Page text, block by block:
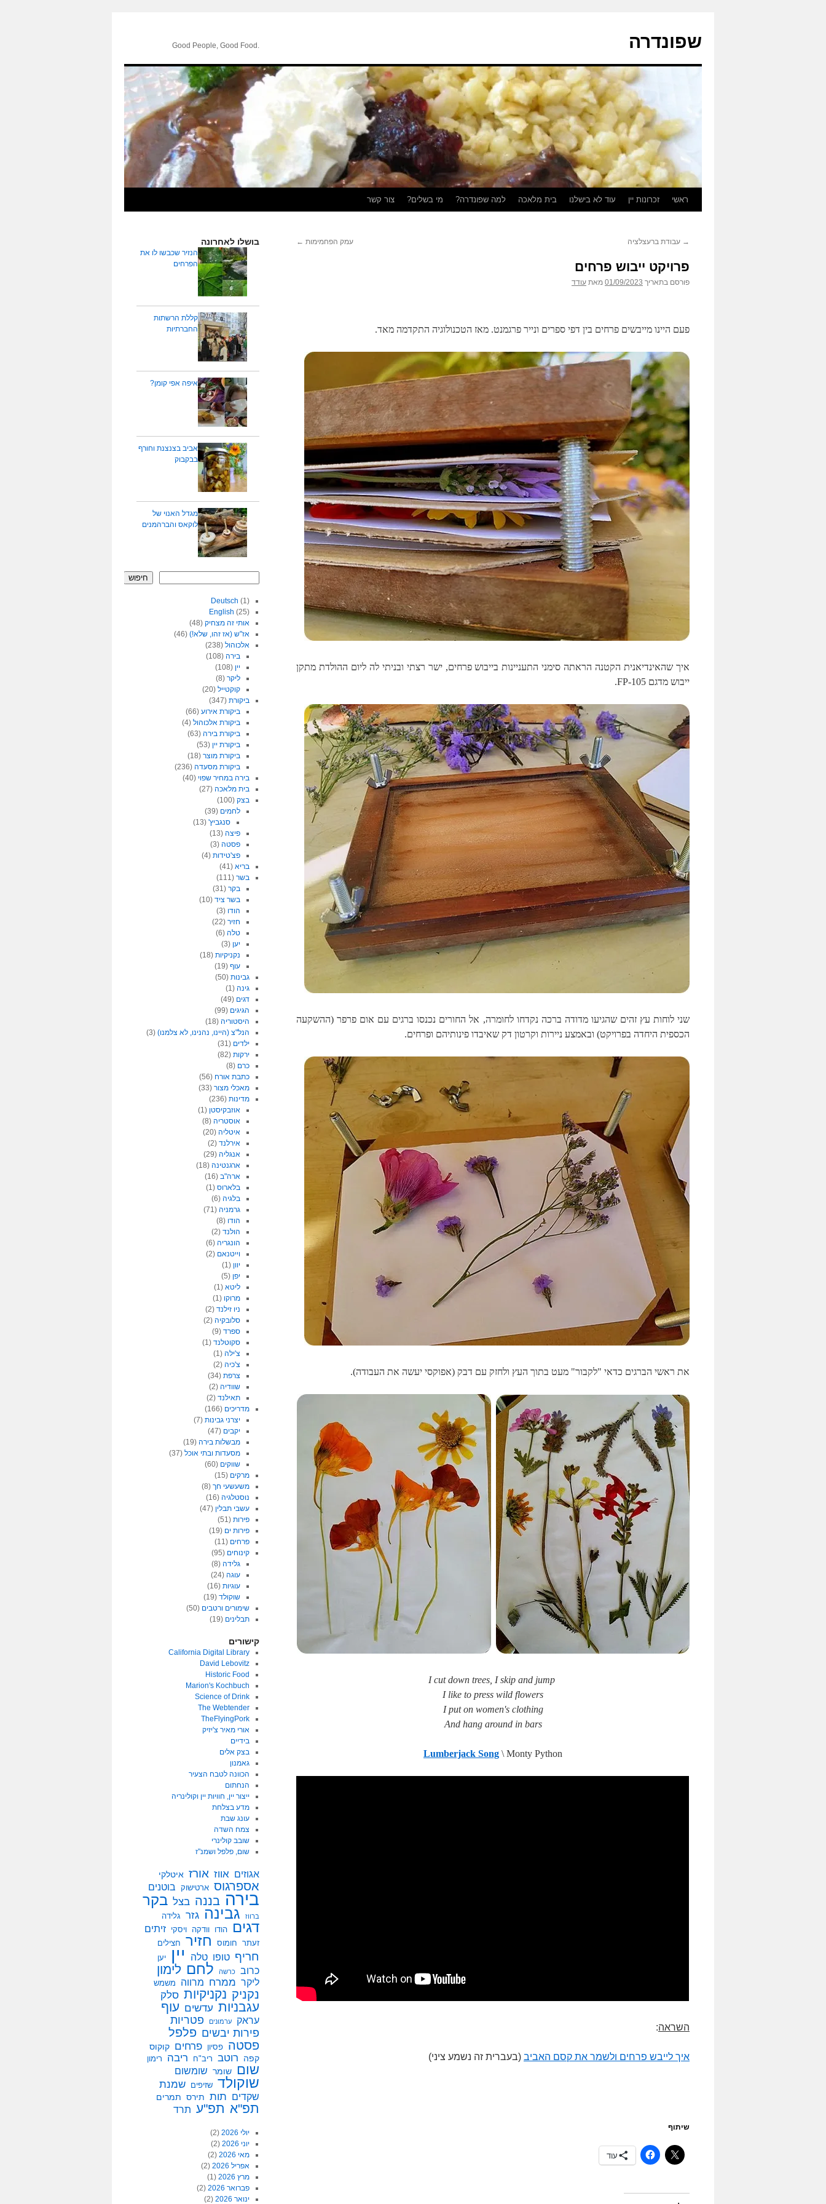
שפונדרה .Good People, Good Food
ראשי זכרונות יין עוד לא בישלנו בית מלאכה למה שפונדרה? מי בשלים? צור קשר
→ עבודת ברעצלציה עמק הפחמימות ←
פרויקט ייבוש פרחים
פורסם בתאריך 01/09/2023 מאת עודד
פעם היינו מייבשים פרחים בין דפי ספרים ונייר פרגמנט. מאז הטכנולוגיה התקדמה מאד.
איך שהאינדיאנית הקטנה הראתה סימני התעניינות בייבוש פרחים, ישר רצתי ובניתי לה ליום ההולדת מתקן
ייבוש מדגם FP-105.
שני לוחות עץ זהים שהגיעו מדודה ברכה נקדחו לחומרה, אל החורים נכנסו ברגים עם אום פרפר (ההשקעה
הכספית היחדה בפרויקט) ובאמצע ניירות וקרטון דק שאיבדו פינותיהם ופרחים.
את ראשי הברגים כדאי "לקבור" מעט בתוך העץ ולחזק עם דבק (אפוקסי יעשה את העבודה).
I like to press wild flowers
I put on women's clothing
And hang around in bars
Lumberjack Song \ Monty Python
השראה:
איך לייבש פרחים ולשמר את קסם האביב (בעברית זה נשמע ציני)
שיתוף
עוד
בושלו לאחרונה
הנזיר שכבשו לו את
הפרחים
קללת הרשתות
החברתיות
איפה אפי קומן?
אביב בצנצנת וחורף
בבקבוק
מגדל האנוי של
לוקאס והברהמנים
חיפוש
Deutsch (1)
English (25)
אותי זה מצחיק(48)
אז"ש (אז זהו, שלא!)(46)
אלכוהול(238)
בירה (108)
יין (108)
ליקר (8)
קוקטייל (20)
ביקורת(347)
ביקורת אירוע (66)
ביקורת אלכוהול (4)
ביקורת בירה (63)
ביקורת יין (53)
ביקורת מוצר (18)
ביקורת מסעדה (236)
בירה במחיר שפוי (40)
בית מלאכה(27)
בצק(100)
לחמים (39)
סנגביץ'(13)
פיצה (13)
פסטה (3)
פצ'טידות (4)
בריא(41)
בשר(111)
בקר (31)
בשר ציד (10)
הודו (3)
חזיר (22)
טלה (6)
יען (3)
נקניקיות (18)
עוף (19)
גבינות(50)
גינה(1)
דגים (49)
הגיגים (99)
היסטוריה(18)
הנל"צ (היינו, נהנינו, לא צלמנו)(3)
ילדים (31)
ירקות(82)
כרם (8)
כתבת אורח (56)
מאכלי מצור(33)
מדינות(236)
אוזבקיסטן (1)
אוסטריה (8)
איטליה (20)
אירלנד (2)
אנגליה (29)
ארגנטינה (18)
ארה"ב (16)
בלארוס (1)
בלגיה (6)
גרמניה (71)
הודו (8)
הולנד (2)
הונגריה (6)
וייטנאם (2)
יוון (1)
יפן (5)
ליטא (1)
מרוקו (1)
ניו זילנד (2)
סלובקיה (2)
ספרד (9)
סקוטלנד (1)
צ'ילה (1)
צ'כיה (2)
צרפת (34)
שוודיה (2)
תאילנד (2)
מדריכים (166)
יצרני גבינות (7)
יקבים (47)
מבשלות בירה (19)
מסעדות ובתי אוכל (37)
שווקים (60)
מרקים (15)
משעשעי חך(8)
נוסטלגיה(16)
עשבי תבלין (47)
פירות(51)
פירות ים (19)
פרחים (11)
קינוחים (95)
גלידה (8)
עוגה (24)
עוגיות (16)
שוקולד (19)
שימורים ורטבים (50)
תבלינים (19)
קישורים
California Digital Library
David Lebovitz
Historic Food
Marion's Kochbuch
Science of Drink
The Webtender
TheFlyingPork
אורי מאיר צ'יזיק
בידיים
בצק אלים
גאמנון
הכוונה לטבח הצעיר
הנחתום
ייצור יין, חוויות יין וקולינריה
מדע בצלחת
עונג שבת
צמח השדה
שובב קולינרי
שום, פלפל ושמנ"ז
אגוזים אווז אורז איטלקי
אספרגוס ארטישוק בוטנים
בירה בננה בצל בקר
ברווז גבינה גזר גלידה
דגים הודו וודקה ויסקי זיתים
זעתר חומוס חזיר חצילים
חריף טופו טלה יין יען
כרוב כרשה לחם לימון
ליקר ממרח מרווה משמש
נקניק נקניקיות סלק
עגבניות עדשים עוף
עראק ערמונים
פטריות
פירות יבשים פלפל
פסטה פסיון פרחים קוקוס
קפה
רוטב ריב"ח ריבה רימון
שום שומר שומשום
שוקולד שזיפים שמנת
שקדים תות תירס תמרים
תפ"א תפ"ע תרד
יולי 2026
(2)
יוני 2026
(2)
מאי 2026
(2)
אפריל 2026
(2)
מרץ 2026
(1)
פברואר 2026
(2)
ינואר 2026
(2)